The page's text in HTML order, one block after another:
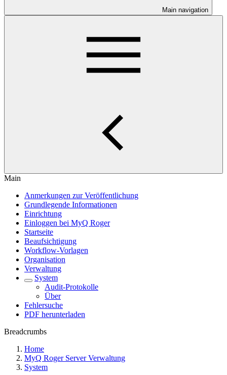
Main navigation
Main
Anmerkungen zur Veröffentlichung
Grundlegende Informationen
Einrichtung
Einloggen bei MyQ Roger
Startseite
Beaufsichtigung
Workflow-Vorlagen
Organisation
Verwaltung
System
Audit-Protokolle
Über
Fehlersuche
PDF herunterladen
Breadcrumbs
Home
MyQ Roger Server Verwaltung
System